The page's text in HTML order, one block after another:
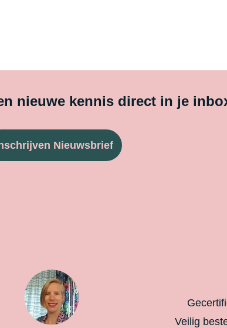
nieuwe kennis direct in je
Nieuwsbrief
Veilig